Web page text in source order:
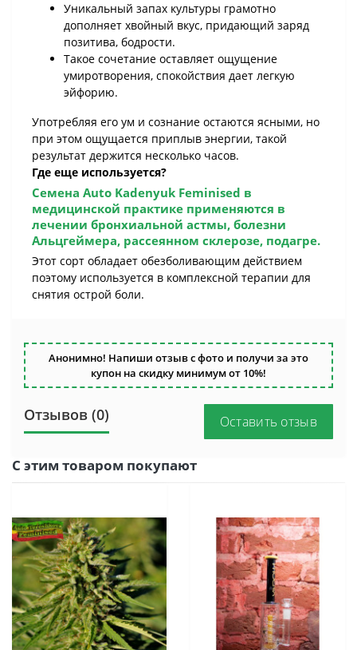
Уникальный запах культуры грамотно
дополняет хвойный вкус, придающий заряд
позитива, бодрости.
Такое сочетание оставляет ощущение
умиротворения, спокойствия дает легкую
эйфорию.
Употребляя его ум и сознание остаются ясными, но
при этом ощущается приплыв энергии, такой
результат держится несколько часов.
Где еще используется?
Семена Auto Kadenyuk Feminised в
медицинской практике применяются в
лечении бронхиальной астмы, болезни
Альцгеймера, рассеянном склерозе, подагре.
Этот сорт обладает обезболивающим действием
поэтому используется в комплексной терапии для
снятия острой боли.
Анонимно! Напиши отзыв с фото и получи за это
купон на скидку минимум от 10%!
Отзывов (0) Оставить отзыв
С этим товаром покупают